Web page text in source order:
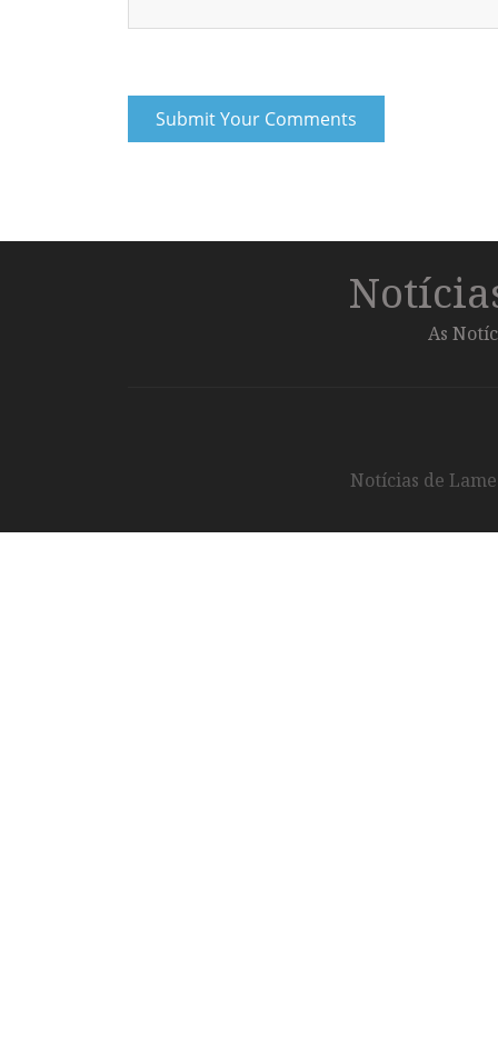
As
Notícias de